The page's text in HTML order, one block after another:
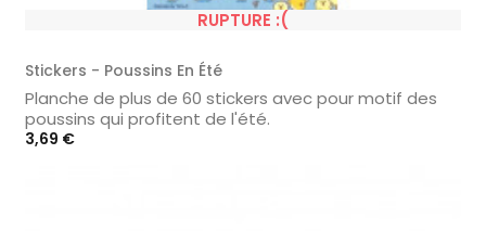
RUPTURE :(
Stickers - Poussins En Été
Planche de plus de 60 stickers avec pour motif des
poussins qui profitent de l'été.
Prix
3,69 €